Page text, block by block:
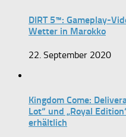
DIRT 5™: Gameplay-
Wetter in Marokko
22. September 2020
Kingdom Come:
Lot“ und „Royal
erhältlich